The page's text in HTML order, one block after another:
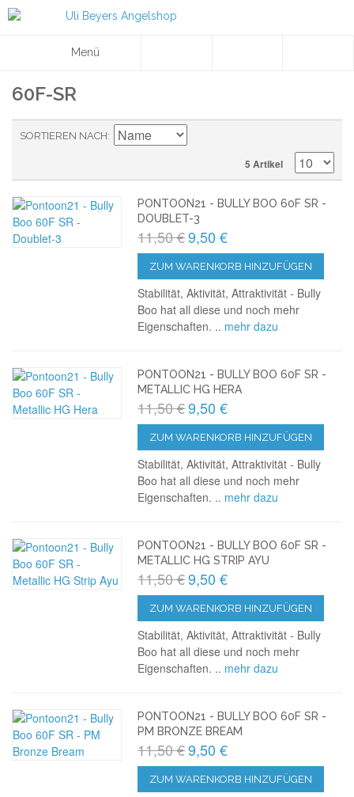
Menü
60F-SR
SORTIEREN NACH
5 Artikel
PONTOON21 - BULLY BOO 60F SR -
DOUBLET-3
11,50 €9,50 €
ZUM WARENKORB HINZUFÜGEN
Stabilität, Aktivität, Attraktivität - Bully
Boo hat all diese und noch mehr
Eigenschaften. .. mehr dazu
PONTOON21 - BULLY BOO 60F SR -
METALLIC HG HERA
11,50 €9,50 €
ZUM WARENKORB HINZUFÜGEN
Stabilität, Aktivität, Attraktivität - Bully
Boo hat all diese und noch mehr
Eigenschaften. .. mehr dazu
PONTOON21 - BULLY BOO 60F SR -
METALLIC HG STRIP AYU
11,50 €9,50 €
ZUM WARENKORB HINZUFÜGEN
Stabilität, Aktivität, Attraktivität - Bully
Boo hat all diese und noch mehr
Eigenschaften. .. mehr dazu
PONTOON21 - BULLY BOO 60F SR -
PM BRONZE BREAM
11,50 €9,50 €
ZUM WARENKORB HINZUFÜGEN